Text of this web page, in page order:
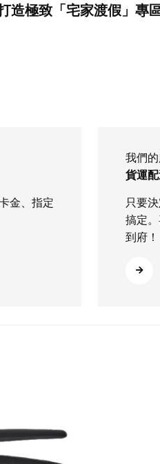
造極致「宅家渡假」專
金、指定
我們
貨運
只要
搞定
到府！